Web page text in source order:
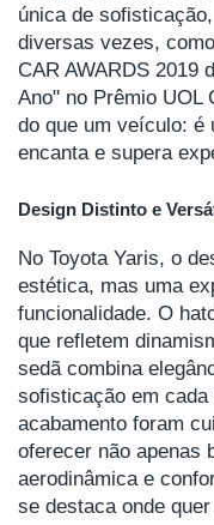
única de
diversas vezes,
CAR AWARDS 2019
Ano" no Prêmio UOL
do que um veículo: é
encanta e supera
Design Distinto e
No Toyota Yaris, o
estética, mas uma
funcionalidade. O
que refletem
sedã combina
sofisticação em
acabamento foram
oferecer não apenas
aerodinâmica e
se destaca onde